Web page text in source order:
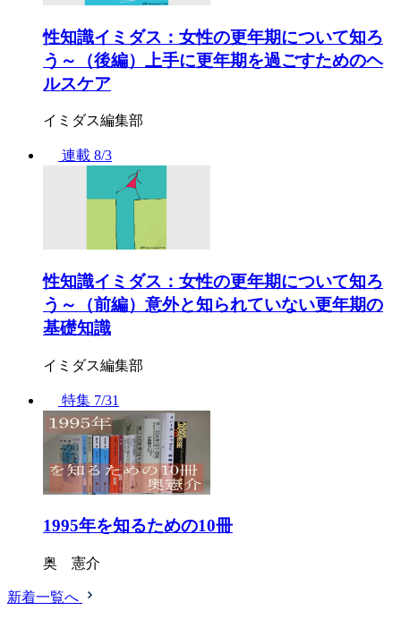
性知識イミダス：女性の更年期について知ろ
う～（後編）上手に更年期を過ごすためのヘ
ルスケア
イミダス編集部
連載 8/3
性知識イミダス：女性の更年期について知ろ
う～（前編）意外と知られていない更年期の
基礎知識
イミダス編集部
特集 7/31
1995年を知るための10冊
奥 憲介
新着一覧へ